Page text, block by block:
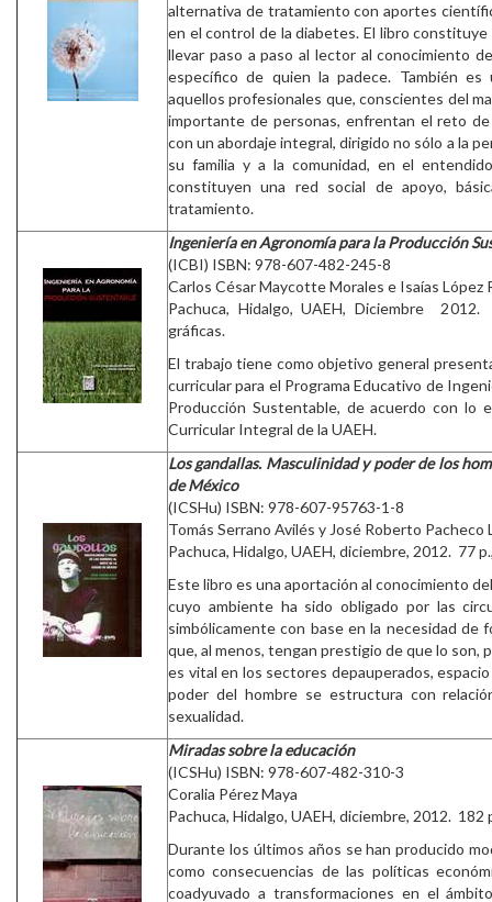
alternativa de tratamiento con aportes
en el control de la diabetes. El libro constituye
llevar paso a paso al lector al conocimiento
específico de quien la padece. También es
aquellos profesionales que, conscientes del
importante de personas, enfrentan el reto
con un abordaje integral, dirigido no sólo a la
su familia y a la comunidad, en el
constituyen una red social de apoyo,
tratamiento.
Ingeniería en Agronomía para la Producción
(ICBI) ISBN: 978-607-482-245-8
Carlos César Maycotte Morales e Isaías López
Pachuca, Hidalgo, UAEH, Diciembre
gráficas.
El trabajo tiene como objetivo general
curricular para el Programa Educativo de
Producción Sustentable, de acuerdo con lo
Curricular Integral de la UAEH.
Los gandallas. Masculinidad y poder de los
de México
(ICSHu) ISBN: 978-607-95763-1-8
Tomás Serrano Avilés y José Roberto Pacheco
Pachuca, Hidalgo, UAEH, diciembre, 2012. 77
Este libro es una aportación al conocimiento
cuyo ambiente ha sido obligado por las
simbólicamente con base en la necesidad de
que, al menos, tengan prestigio de que lo son,
es vital en los sectores depauperados,
poder del hombre se estructura con
sexualidad.
Miradas sobre la educación
(ICSHu) ISBN: 978-607-482-310-3
Coralia Pérez Maya
Pachuca, Hidalgo, UAEH, diciembre, 2012. 182
Durante los últimos años se han producido
como consecuencias de las políticas
coadyuvado a transformaciones en el